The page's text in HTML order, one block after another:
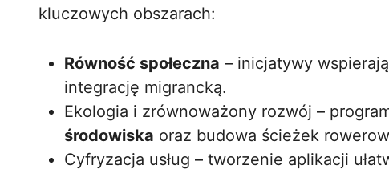
kluczowych obszarach:
Równość społeczna – inicjatywy
integrację migrancką.
Ekologia i zrównoważony rozwój –
środowiska oraz budowa ścieżek
Cyfryzacja usług – tworzenie aplikacji